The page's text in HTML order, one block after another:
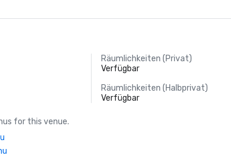
Räumlichkeiten (Privat)
Verfügbar
Räumlichkeiten (Halbprivat)
Verfügbar
for this venue.